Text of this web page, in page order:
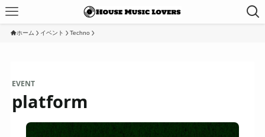
ホーム イベント Techno
EVENT
platform